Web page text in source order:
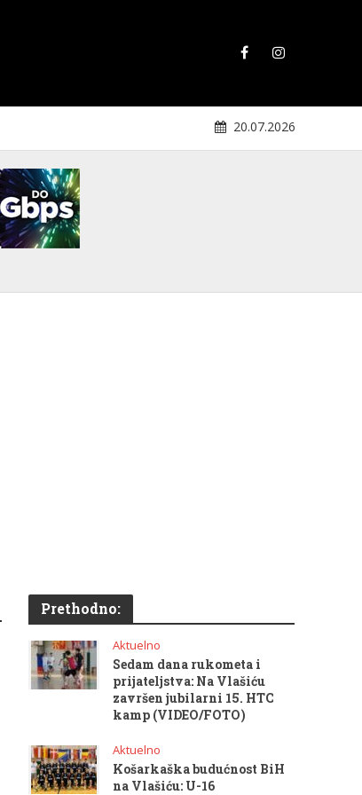
20.07.2026
Prethodno:
Aktuelno
Sedam dana rukometa i
prijateljstva: Na Vlašiću
završen jubilarni 15. HTC
kamp (VIDEO/FOTO)
Aktuelno
Košarkaška budućnost BiH
na Vlašiću: U-16